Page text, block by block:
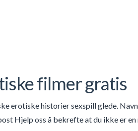
filmer gratis
erotiske historier sexspill glede.
Hjelp oss å bekrefte at du ikke er